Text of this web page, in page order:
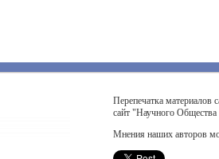
Перепечатка материалов
сайт "Научного
Мнения наших авторов